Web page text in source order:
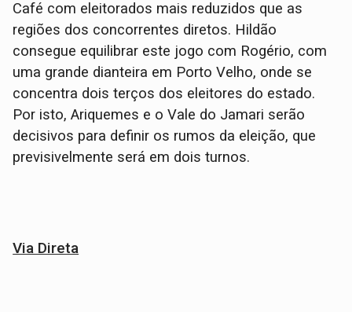
Café com eleitorados mais reduzidos que as
regiões dos concorrentes diretos. Hildão
consegue equilibrar este jogo com Rogério, com
uma grande dianteira em Porto Velho, onde se
concentra dois terços dos eleitores do estado.
Por isto, Ariquemes e o Vale do Jamari serão
decisivos para definir os rumos da eleição, que
previsivelmente será em dois turnos.
Via Direta